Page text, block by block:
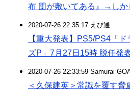
布 団が敷いてある』→し
2020-07-26 22:35:17 えび通
【重大発表】PS5/PS4「
ズP」7月27日15時 脱任発
2020-07-26 22:33:59 Samurai
＜久保建英＞常識を覆す